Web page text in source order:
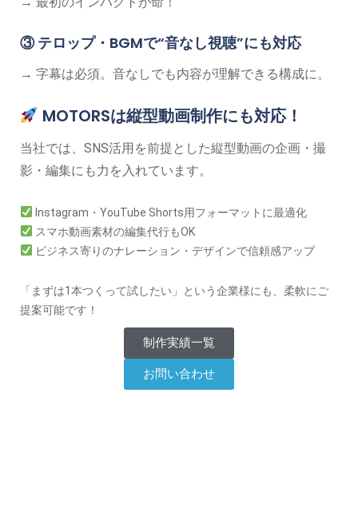
③ テロップ・BGMで“音なし視聴”にも対応
→ 字幕は必須。音なしでも内容が理解できる構成に。
MOTORSは縦型動画制作にも対応！
当社では、SNS活用を前提とした縦型動画の企画・撮
影・編集にも力を入れています。
Instagram・YouTube Shorts用フォーマットに最適化
スマホ動画素材の編集代行もOK
ビジネス寄りのナレーション・デザインで信頼感アップ
「まずは1本つくって試したい」という企業様にも、柔軟にご
提案可能です！
制作実績一覧
お問い合わせ